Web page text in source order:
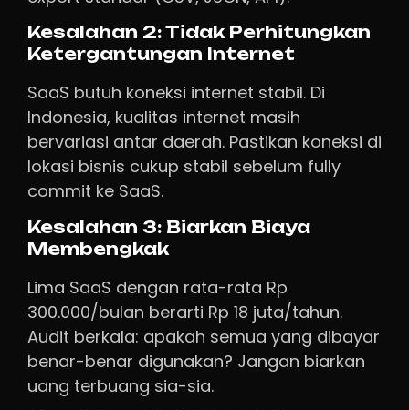
Kesalahan 2: Tidak Perhitungkan
Ketergantungan Internet
SaaS butuh koneksi internet stabil. Di
Indonesia, kualitas internet masih
bervariasi antar daerah. Pastikan koneksi di
lokasi bisnis cukup stabil sebelum fully
commit ke SaaS.
Kesalahan 3: Biarkan Biaya
Membengkak
Lima SaaS dengan rata-rata Rp
300.000/bulan berarti Rp 18 juta/tahun.
Audit berkala: apakah semua yang dibayar
benar-benar digunakan? Jangan biarkan
uang terbuang sia-sia.